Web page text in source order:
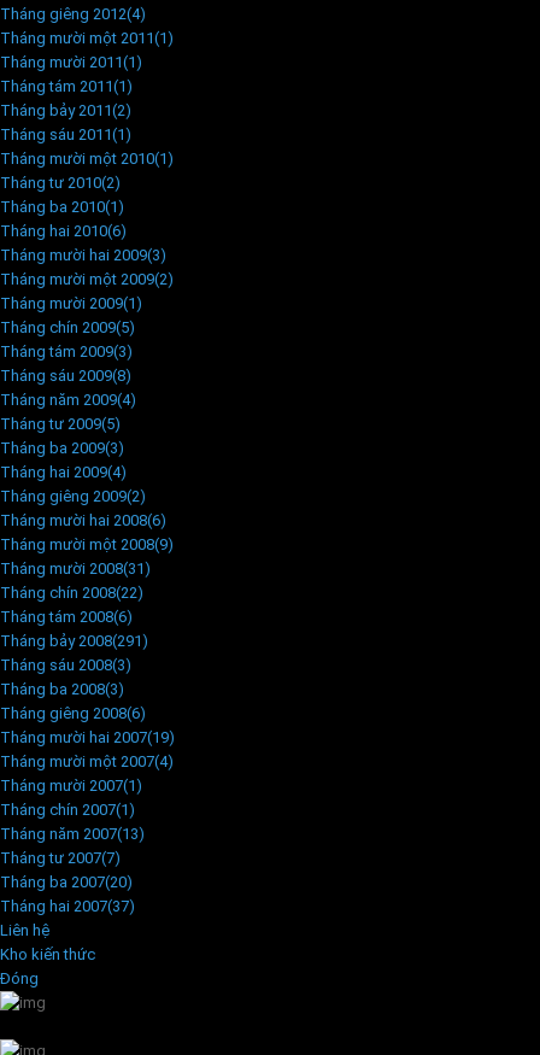
Tháng giêng 2012(4)
Tháng mười một 2011(1)
Tháng mười 2011(1)
Tháng tám 2011(1)
Tháng bảy 2011(2)
Tháng sáu 2011(1)
Tháng mười một 2010(1)
Tháng tư 2010(2)
Tháng ba 2010(1)
Tháng hai 2010(6)
Tháng mười hai 2009(3)
Tháng mười một 2009(2)
Tháng mười 2009(1)
Tháng chín 2009(5)
Tháng tám 2009(3)
Tháng sáu 2009(8)
Tháng năm 2009(4)
Tháng tư 2009(5)
Tháng ba 2009(3)
Tháng hai 2009(4)
Tháng giêng 2009(2)
Tháng mười hai 2008(6)
Tháng mười một 2008(9)
Tháng mười 2008(31)
Tháng chín 2008(22)
Tháng tám 2008(6)
Tháng bảy 2008(291)
Tháng sáu 2008(3)
Tháng ba 2008(3)
Tháng giêng 2008(6)
Tháng mười hai 2007(19)
Tháng mười một 2007(4)
Tháng mười 2007(1)
Tháng chín 2007(1)
Tháng năm 2007(13)
Tháng tư 2007(7)
Tháng ba 2007(20)
Tháng hai 2007(37)
Liên hệ
Kho kiến thức
Đóng